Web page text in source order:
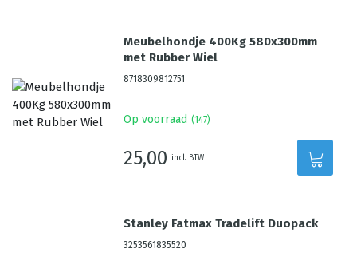
Meubelhondje 400Kg 580x300mm
met Rubber Wiel
8718309812751
Op voorraad (147)
25,00 incl. BTW
Stanley Fatmax Tradelift Duopack
3253561835520